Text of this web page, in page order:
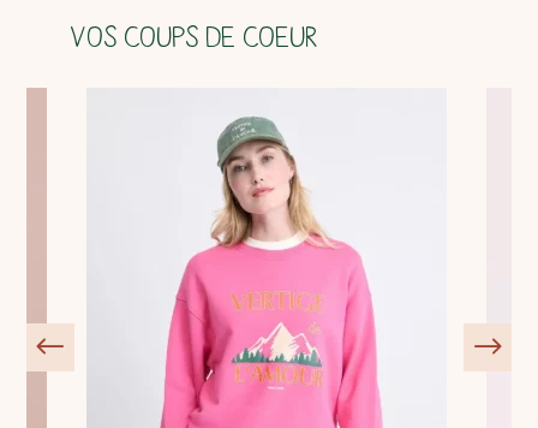
VOS COUPS DE COEUR